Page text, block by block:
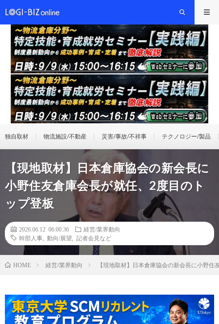
独自取材 物流施設/不動産 災害/事故/不祥事 テクノロジー/製品
【現地取材】日本倉庫協会の新会長に
小野住友倉庫会長が就任、2度目のト
ップ登板
2026.06.12 06:00:36
経営/業界動向
幹部人事
動向/展望 記者会見など
HOME 経営/業界動向 【現地取材】日本倉庫協会の新会長に小野